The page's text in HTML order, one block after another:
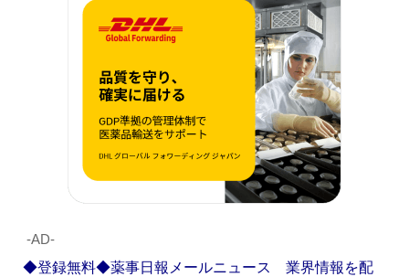
‐AD‐
◆登録無料◆薬事日報メールニュース 業界情報を配